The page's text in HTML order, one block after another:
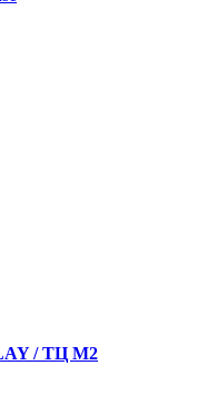
/ ТЦ М2